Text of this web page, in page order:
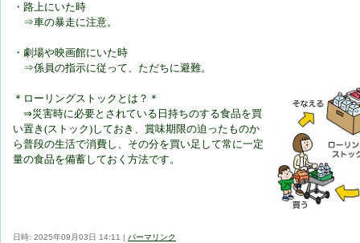
・路上にいた時
⇒車の暴走に注意。
・劇場や映画館にいた時
⇒係員の指示に従って、ただちに避難。
＊ローリングストックとは？＊
⇒災害時に必要とされている日持ちのする食品を買
い置き(ストック)しておき、賞味期限の迫ったものか
ら普段の生活で消費し、その分を買い足して常に一定
量の食品を備蓄しておく方法です。
日時: 2025年09月03日 14:11 | パーマリンク